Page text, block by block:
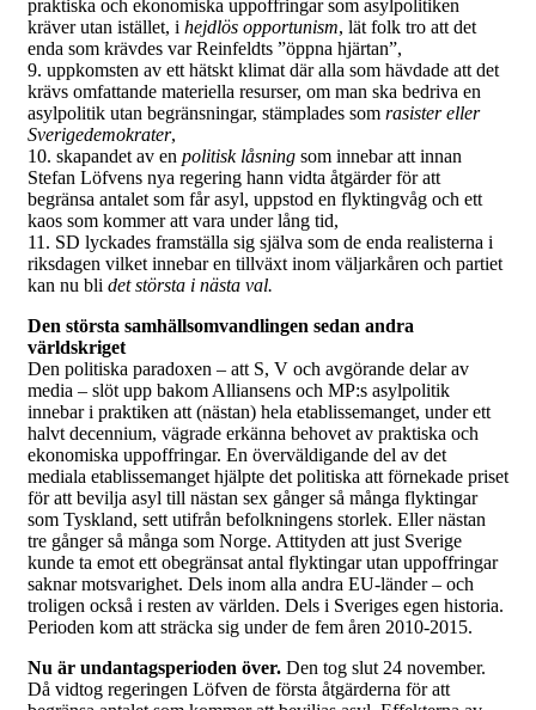
praktiska och ekonomiska uppoffringar som asylpolitiken
kräver utan istället, i hejdlös opportunism, lät folk tro att det
enda som krävdes var Reinfeldts ”öppna hjärtan”,
9. uppkomsten av ett hätskt klimat där alla som hävdade att det
krävs omfattande materiella resurser, om man ska bedriva en
asylpolitik utan begränsningar, stämplades som rasister eller
Sverigedemokrater,
10. skapandet av en politisk låsning som innebar att innan
Stefan Löfvens nya regering hann vidta åtgärder för att
begränsa antalet som får asyl, uppstod en flyktingvåg och ett
kaos som kommer att vara under lång tid,
11. SD lyckades framställa sig själva som de enda realisterna i
riksdagen vilket innebar en tillväxt inom väljarkåren och partiet
kan nu bli det största i nästa val.
Den största samhällsomvandlingen sedan andra
världskriget
Den politiska paradoxen – att S, V och avgörande delar av
media – slöt upp bakom Alliansens och MP:s asylpolitik
innebar i praktiken att (nästan) hela etablissemanget, under ett
halvt decennium, vägrade erkänna behovet av praktiska och
ekonomiska uppoffringar. En överväldigande del av det
mediala etablissemanget hjälpte det politiska att förnekade priset
för att bevilja asyl till nästan sex gånger så många flyktingar
som Tyskland, sett utifrån befolkningens storlek. Eller nästan
tre gånger så många som Norge. Attityden att just Sverige
kunde ta emot ett obegränsat antal flyktingar utan uppoffringar
saknar motsvarighet. Dels inom alla andra EU-länder – och
troligen också i resten av världen. Dels i Sveriges egen historia.
Perioden kom att sträcka sig under de fem åren 2010-2015.
Nu är undantagsperioden över. Den tog slut 24 november.
Då vidtog regeringen Löfven de första åtgärderna för att